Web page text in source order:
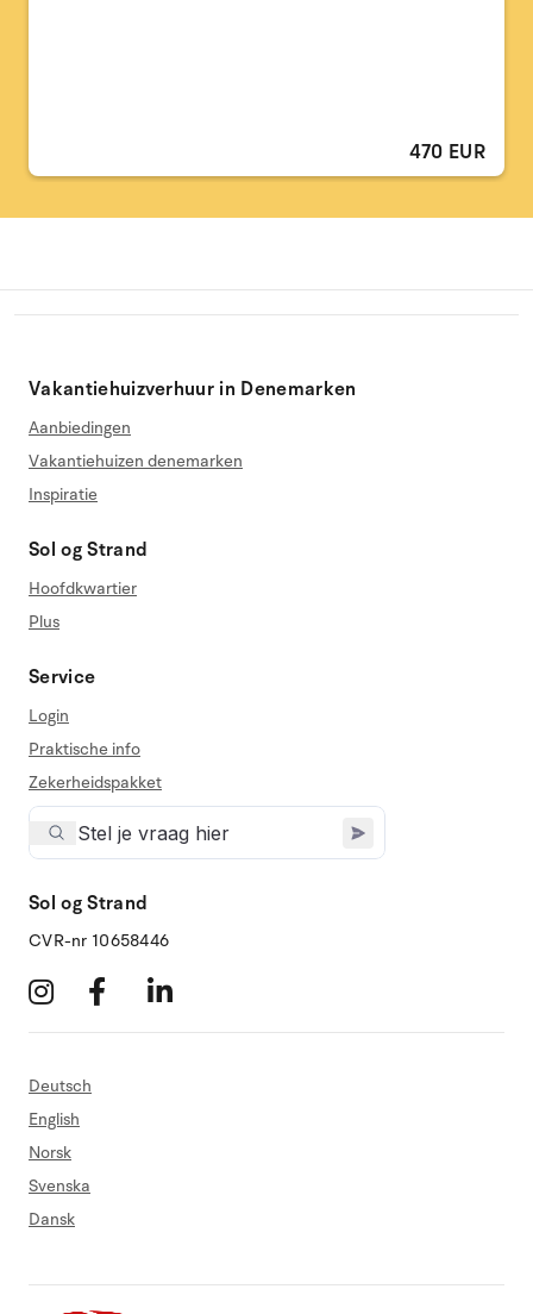
470 EUR
Vakantiehuizverhuur in Denemarken
Aanbiedingen
Vakantiehuizen denemarken
Inspiratie
Sol og Strand
Hoofdkwartier
Plus
Service
Login
Praktische info
Zekerheidspakket
Sol og Strand
CVR-nr 10658446
Deutsch
English
Norsk
Svenska
Dansk